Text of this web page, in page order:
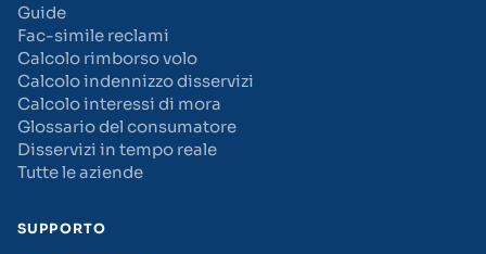
Guide
Fac-simile reclami
Calcolo rimborso volo
Calcolo indennizzo disservizi
Calcolo interessi di mora
Glossario del consumatore
Disservizi in tempo reale
Tutte le aziende
SUPPORTO